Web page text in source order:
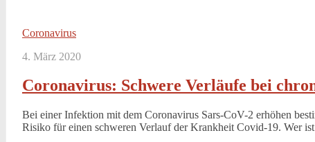
Coronavirus
4. März 2020
Coronavirus: Schwere Verläufe bei
Bei einer Infektion mit dem Coronavirus Sars-CoV-2 erhöhen
Risiko für einen schweren Verlauf der Krankheit Covid-19. Wer ist